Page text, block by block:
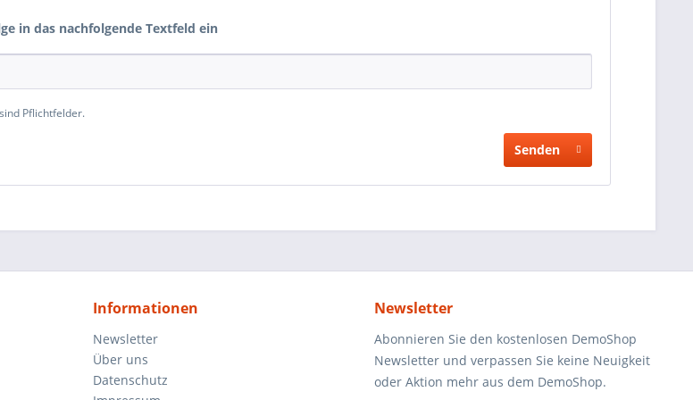
in das nachfolgende Textfeld ein
Pflichtfelder.
Senden
Informationen
Newsletter
Über uns
Datenschutz
Newsletter
Abonnieren Sie den kostenlosen DemoShop
Newsletter und verpassen Sie keine Neuigkeit
oder Aktion mehr aus dem DemoShop.